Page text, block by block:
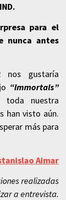
para el
nunca antes
nos gustaría
“Immortals”
toda nuestra
han visto aún.
más para
Aimar
realizadas
a entrevista.